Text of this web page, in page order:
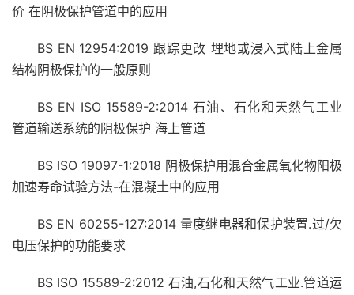
价 在阴极保护管道中的应用
BS EN 12954:2019 跟踪更改 埋地或浸入式陆上金属
结构阴极保护的一般原则
BS EN ISO 15589-2:2014 石油、石化和天然气工业
管道输送系统的阴极保护 海上管道
BS ISO 19097-1:2018 阴极保护用混合金属氧化物阳极
加速寿命试验方法-在混凝土中的应用
BS EN 60255-127:2014 量度继电器和保护装置.过/欠
电压保护的功能要求
BS ISO 15589-2:2012 石油,石化和天然气工业.管道运